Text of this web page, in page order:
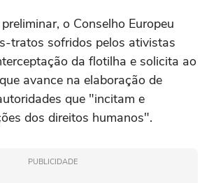
o Conselho Europeu
tratos sofridos pelos ativistas
da flotilha e solicita ao
avance na elaboração de
que "incitam e
dos direitos humanos".
PUBLICIDADE